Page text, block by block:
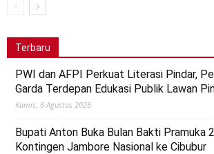
Terbaru
PWI dan AFPI Perkuat Literasi Pindar,
Garda Terdepan Edukasi Publik Lawan
Kamis, 6 Agustus 2026
Bupati Anton Buka Bulan Bakti Pramuka
Kontingen Jambore Nasional ke Cibubur